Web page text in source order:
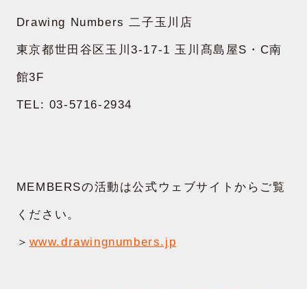
ブランド
RECRUIT
CONTACT
Drawing Numbers 二子玉川店
東京都世田谷区玉川3-17-1 玉川髙島屋S・C南
館3F
TEL: 03-5716-2934
MEMBERSの活動は公式ウェブサイトからご覧
ください。
＞ www.drawingnumbers.jp